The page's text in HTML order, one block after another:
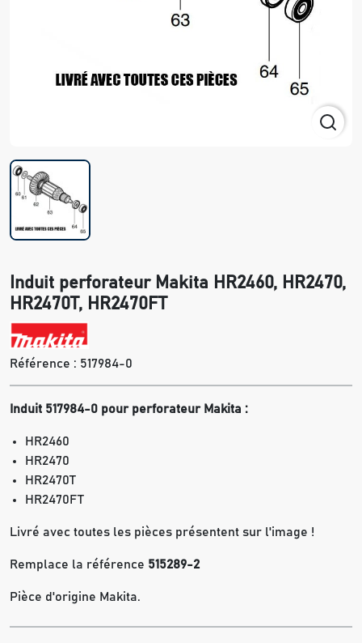
Induit perforateur Makita HR2460, HR2470,
HR2470T, HR2470FT
Référence : 517984-0
Induit 517984-0 pour perforateur Makita :
HR2460
HR2470
HR2470T
HR2470FT
Livré avec toutes les pièces présentent sur l'image !
Remplace la référence 515289-2
Pièce d'origine Makita.